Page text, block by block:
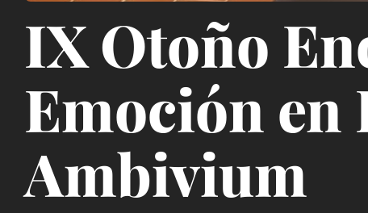
IX Otoño
Emoción en
Ambivium